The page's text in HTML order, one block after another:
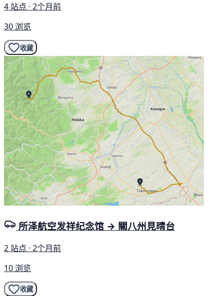
4 站点 · 2个月前
30 浏览
收藏
所泽航空发祥纪念馆 → 關八州見晴台
2 站点 · 2个月前
10 浏览
收藏